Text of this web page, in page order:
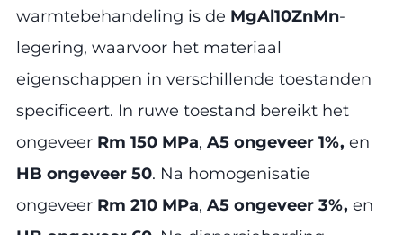
warmtebehandeling is de MgAl10ZnMn-
legering, waarvoor het materiaal
eigenschappen in verschillende toestanden
specificeert. In ruwe toestand bereikt het
ongeveer Rm 150 MPa, A5 ongeveer 1%, en
HB ongeveer 50. Na homogenisatie
ongeveer Rm 210 MPa, A5 ongeveer 3%, en